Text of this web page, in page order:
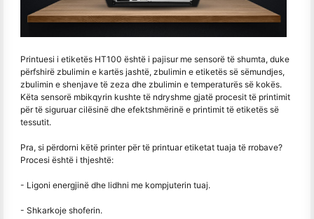
Printuesi i etiketës HT100 është i pajisur me sensorë të shumta, duke
përfshirë zbulimin e kartës jashtë, zbulimin e etiketës së sëmundjes,
zbulimin e shenjave të zeza dhe zbulimin e temperaturës së kokës.
Këta sensorë mbikqyrin kushte të ndryshme gjatë procesit të printimit
për të siguruar cilësinë dhe efektshmërinë e printimit të etiketës së
tessutit.
Pra, si përdorni këtë printer për të printuar etiketat tuaja të rrobave?
Procesi është i thjeshtë:
- Ligoni energjinë dhe lidhni me kompjuterin tuaj.
- Shkarkoje shoferin.